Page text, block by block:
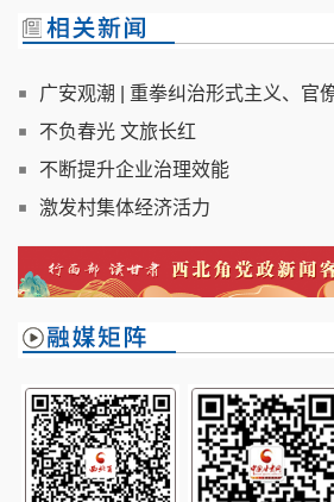
广安观潮 | 重拳纠治形式主义、官
疾
不负春光 文旅长红
不断提升企业治理效能
激发村集体经济活力